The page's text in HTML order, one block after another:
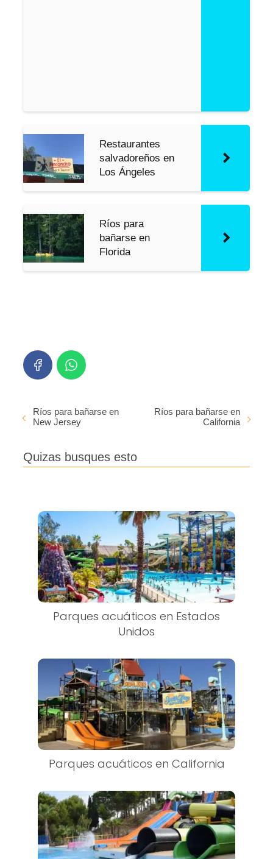
Restaurantes
salvadoreños en
Los Ángeles
Ríos para
bañarse en
Florida
Ríos para bañarse en
New Jersey
Ríos para bañarse en
California
Quizas busques esto
Parques acuáticos en Estados
Unidos
Parques acuáticos en California